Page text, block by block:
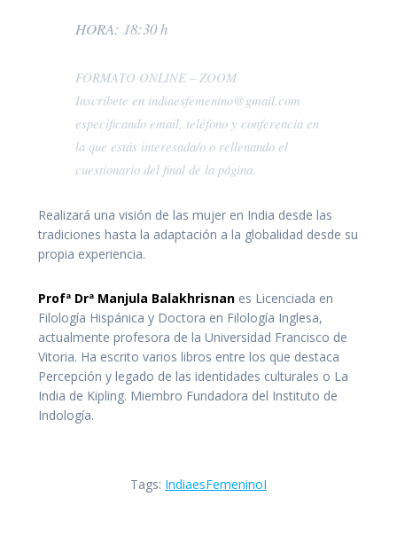
HORA: 18:30 h
FORMATO ONLINE – ZOOM
Inscríbete en indiaesfemenino@gmail.com
especificando email, teléfono y conferencia en
la que estás interesada/o o rellenando el
cuestionario del final de la página.
Realizará una visión de las mujer en India desde las
tradiciones hasta la adaptación a la globalidad desde su
propia experiencia.
Profª Drª Manjula Balakhrisnan es Licenciada en
Filología Hispánica y Doctora en Filología Inglesa,
actualmente profesora de la Universidad Francisco de
Vitoria. Ha escrito varios libros entre los que destaca
Percepción y legado de las identidades culturales o La
India de Kipling. Miembro Fundadora del Instituto de
Indología.
Tags: IndiaesFemeninoI